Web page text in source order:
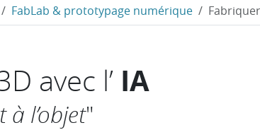
FabLab & prototypage numérique
avec l’ IA
l’objet"